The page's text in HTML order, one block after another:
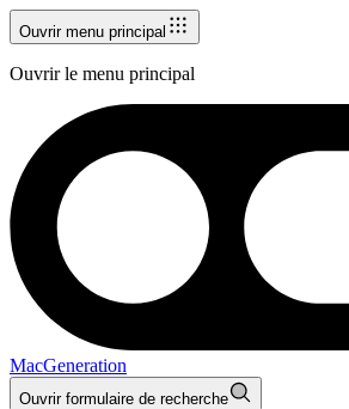
Ouvrir menu principal
Ouvrir le menu principal
MacGeneration
Ouvrir formulaire de recherche